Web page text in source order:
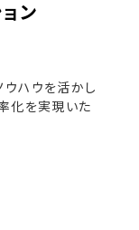
ン
ハウを活かし
化を実現いた